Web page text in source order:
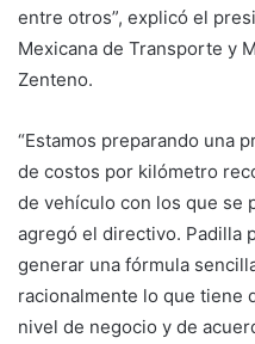
entre otros”, explicó el
Mexicana de Transporte y
Zenteno.
“Estamos preparando una
de costos por kilómetro
de vehículo con los que se
agregó el directivo. Padilla
generar una fórmula
racionalmente lo que tiene
nivel de negocio y de